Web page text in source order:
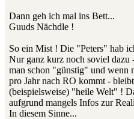
Dann geh ich mal ins Bett...
Guuds Nächdle !
So ein Mist ! Die "Peters" hab
Nur ganz kurz noch soviel
man schon "günstig" und wenn
pro Jahr nach RO kommt -
(beispielsweise) "heile Welt" !
aufgrund mangels Infos zur
In diesem Sinne...